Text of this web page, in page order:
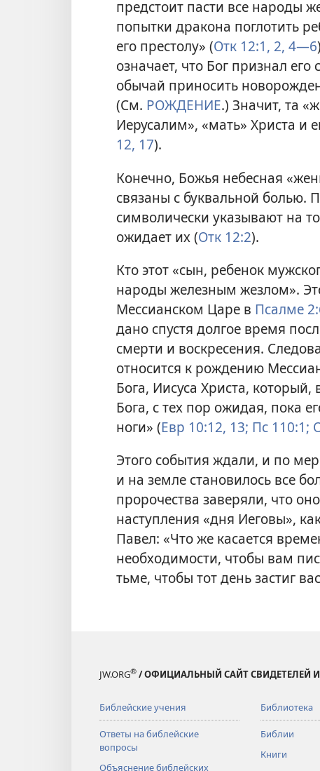
предстоит пасти все народы
попытки дракона поглотить
его престолу» (Отк 12:1, 2, 4—6
означает, что Бог признал
обычай приносить
(См. РОЖДЕНИЕ.) Значит, та
Иерусалим», «мать» Христа и
12, 17).
Конечно, Божья небесная
связаны с буквальной болью.
символически указывают на
ожидает их (Отк 12:2).
Кто этот «сын, ребенок
народы железным жезлом».
Мессианском Царе в Псалме
дано спустя долгое время
смерти и воскресения.
относится к рождению
Бога, Иисуса Христа, который,
Бога, с тех пор ожидая, пока
ноги» (Евр 10:12, 13; Пс 110:1;
Этого события ждали, и по
и на земле становилось все
пророчества заверяли, что
наступления «дня Иеговы»,
Павел: «Что же касается
необходимости, чтобы вам
тьме, чтобы тот день застиг
JW.ORG® / ОФИЦИАЛЬНЫЙ САЙТ СВИДЕТЕЛЕЙ
Библейские учения
Ответы на библейские
вопросы
Объяснение библейских
Библиотека
Библии
Книги